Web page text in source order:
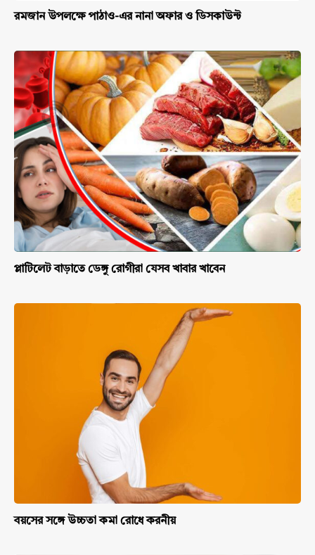
রমজান উপলক্ষে পাঠাও-এর নানা অফার ও ডিসকাউন্ট
প্লাটিলেট বাড়াতে ডেঙ্গু রোগীরা যেসব খাবার খাবেন
বয়সের সঙ্গে উচ্চতা কমা রোধে করনীয়